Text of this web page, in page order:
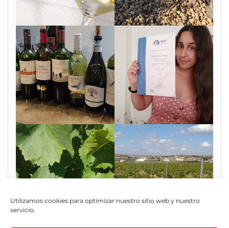
Utilizamos cookies para optimizar nuestro sitio web y nuestro
servicio.